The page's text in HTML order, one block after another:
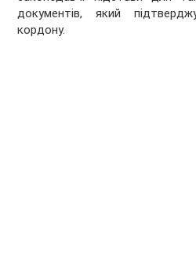
документів, який
кордону.